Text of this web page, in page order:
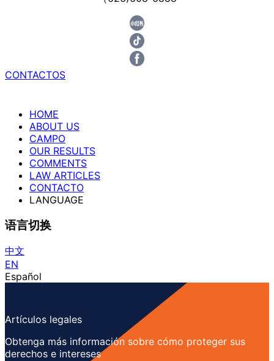
CONTACTOS
HOME
ABOUT US
CAMPO
OUR RESULTS
COMMENTS
LAW ARTICLES
CONTACTO
LANGUAGE
语言切换
中文
EN
Español
Artículos legales
Obtenga más información sobre cómo proteger sus
derechos e intereses